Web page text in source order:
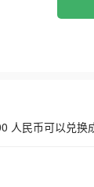
人民币可以兑换